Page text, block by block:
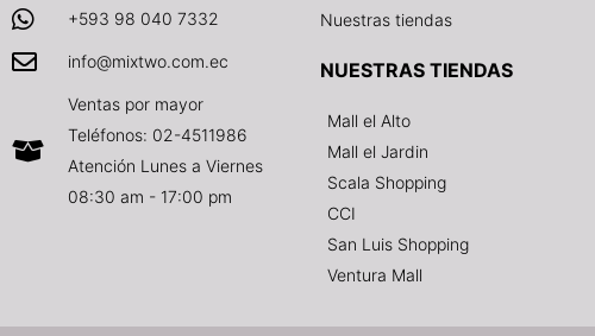
+593 98 040 7332
info@mixtwo.com.ec
Ventas por mayor
Teléfonos: 02-4511986
Atención Lunes a Viernes
08:30 am - 17:00 pm
Nuestras tiendas
NUESTRAS TIENDAS
Mall el Alto
Mall el Jardin
Scala Shopping
CCI
San Luis Shopping
Ventura Mall